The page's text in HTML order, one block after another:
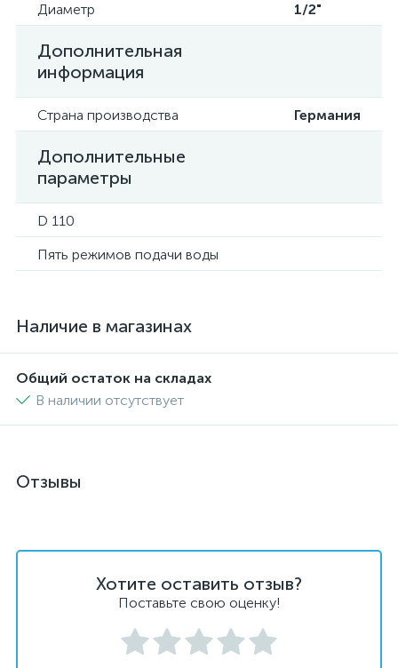
Диаметр
1/2"
Дополнительная
информация
Страна производства Германия
Дополнительные
параметры
D 110
Пять режимов подачи воды
Наличие в магазинах
Общий остаток на складах
В наличии отсутствует
Отзывы
Хотите оставить отзыв?
Поставьте свою оценку!